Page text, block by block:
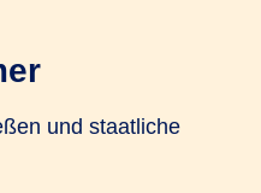
not disclosed
website owner
site with their
to the list of
und staatliche